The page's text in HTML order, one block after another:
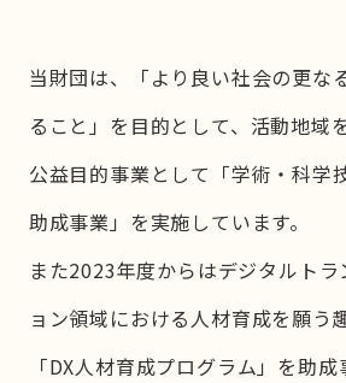
当財団は、「より良い社会の更な
ること」を目的として、活動地域
公益目的事業として「学術・科学
助成事業」を実施しています。
また2023年度からはデジタルト
ョン領域における人材育成を願う
「DX人材育成プログラム」を助